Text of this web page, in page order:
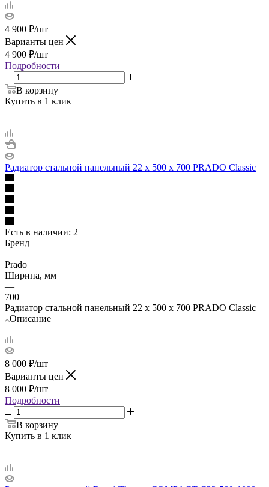
4 900 ₽/шт
Варианты цен
4 900 ₽/шт
Подробности
В корзину
Купить в 1 клик
Радиатор стальной панельный 22 х 500 х 700 PRADO Classic
Есть в наличии: 2
Бренд
—
Prado
Ширина, мм
—
700
Радиатор стальной панельный 22 х 500 х 700 PRADO Classic
Описание
8 000 ₽/шт
Варианты цен
8 000 ₽/шт
Подробности
В корзину
Купить в 1 клик